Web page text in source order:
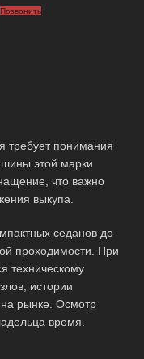
Позвонить
требует понимания
этой марки
что важно
выкупа.
седанов до
проходимости. При
техническому
истории
рынке. Осмотр
время.